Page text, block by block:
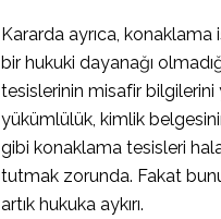
Kararda ayrıca,
bir hukuki dayanağı
tesislerinin misafir
yükümlülük, kimlik
gibi konaklama tesisleri
tutmak zorunda. Fakat
artık hukuka aykırı.